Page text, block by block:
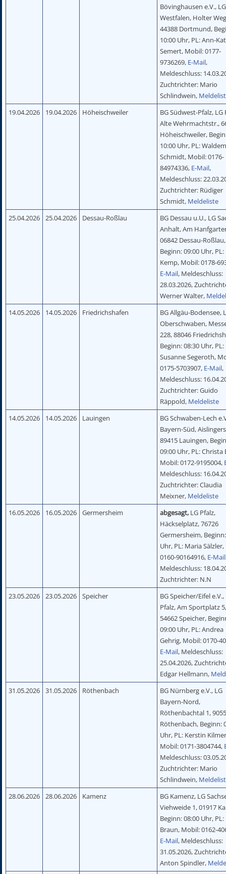
Bövinghausen e.V., LG
Westfalen, Holter
44388 Dortmund,
10:00 Uhr, PL: Ann-
Semert, Mobil: 0177-
9736269, E-Mail,
Meldeschluss:
Zuchtrichter: Mario
Schlindwein,
19.04.2026
19.04.2026 Höheischweiler
BG Südwest-Pfalz, LG
Alte Wehrmachtstr.,
Höheischweiler,
10:00 Uhr, PL:
Schmidt, Mobil: 0176-
84974336, E-Mail,
Meldeschluss:
Zuchtrichter: Rüdiger
Schmidt, Meldeliste
25.04.2026
25.04.2026 Dessau-Roßlau
BG Dessau u.U., LG
Anhalt, Am
06842 Dessau-Roßlau,
Beginn: 09:00 Uhr,
Kemp, Mobil: 0178-
E-Mail, Meldeschluss:
28.03.2026,
Werner Walter,
14.05.2026
14.05.2026 Friedrichshafen
BG Allgäu-Bodensee,
Oberschwaben,
228, 88046
Beginn: 08:30 Uhr, PL:
Susanne Segeroth,
0175-5703907, E-Mail,
Meldeschluss:
Zuchtrichter: Guido
Räppold, Meldeliste
14.05.2026
14.05.2026 Lauingen
BG Schwaben-Lech
Bayern-Süd,
89415 Lauingen,
09:00 Uhr, PL: Christa
Mobil: 0172-9195004,
Meldeschluss:
Zuchtrichter: Claudia
Meixner, Meldeliste
16.05.2026
16.05.2026 Germersheim abgesagt, LG Pfalz,
Häckselplatz, 76726
Germersheim,
Uhr, PL: Maria
0160-90164916, E-Mail
Meldeschluss:
Zuchtrichter: N.N
23.05.2026
23.05.2026 Speicher
BG Speicher/Eifel e.V.,
Pfalz, Am Sportplatz
54662 Speicher,
09:00 Uhr, PL: Andrea
Gehrig, Mobil: 0170-
E-Mail, Meldeschluss:
25.04.2026,
Edgar Hellmann,
31.05.2026
31.05.2026 Röthenbach
BG Nürnberg e.V., LG
Bayern-Nord,
Röthenbachtal 1,
Röthenbach, Beginn:
Uhr, PL: Kerstin
Mobil: 0171-3804744,
Meldeschluss:
Zuchtrichter: Mario
Schlindwein,
28.06.2026
28.06.2026 Kamenz
BG Kamenz, LG
Viehweide 1, 01917
Beginn: 08:00 Uhr,
Braun, Mobil: 0162-
E-Mail, Meldeschluss:
31.05.2026,
Anton Spindler,